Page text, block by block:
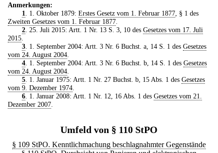
Anmerkungen:
1
. 1. Oktober 1879: Erstes Gesetz vom 1. Februar 1877, § 1 des
Zweiten Gesetzes vom 1. Februar 1877
2. 25. Juli 2015: Artt. 1 Nr. 13 S. 3, 10 des Gesetzes vom 17. Juli
2015
3. 1. September 2004: Artt. 3 Nr. 6 Buchst. a, 14 S. 1 des Gesetzes
vom 24. August 2004
4. 1. September 2004: Artt. 3 Nr. 6 Buchst. b, 14 S. 1 des Gesetzes
vom 24. August 2004
5. 1. Januar 1975: Artt. 1 Nr. 27 Buchst. b, 15 Abs. 1 des Gesetzes
vom 9. Dezember 1974
6. 1. Januar 2008: Artt. 1 Nr. 12, 16 Abs. 1 des Gesetzes vom 21.
Dezember 2007
Umfeld von § 110 StPO
§ 109 StPO. Kenntlichmachung beschlagnahmter Gegenstände